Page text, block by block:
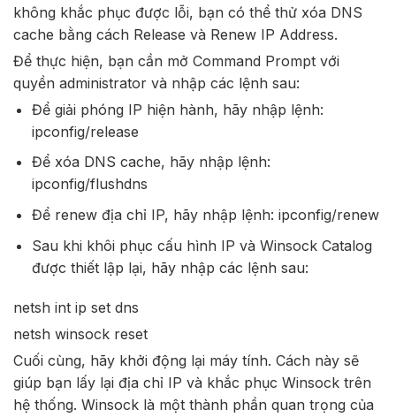
không khắc phục được lỗi, bạn có thể thử xóa DNS
cache bằng cách Release và Renew IP Address.
Để thực hiện, bạn cần mở Command Prompt với
quyền administrator và nhập các lệnh sau:
Để giải phóng IP hiện hành, hãy nhập lệnh:
ipconfig/release
Để xóa DNS cache, hãy nhập lệnh:
ipconfig/flushdns
Để renew địa chỉ IP, hãy nhập lệnh: ipconfig/renew
Sau khi khôi phục cấu hình IP và Winsock Catalog
được thiết lập lại, hãy nhập các lệnh sau:
netsh int ip set dns
netsh winsock reset
Cuối cùng, hãy khởi động lại máy tính. Cách này sẽ
giúp bạn lấy lại địa chỉ IP và khắc phục Winsock trên
hệ thống. Winsock là một thành phần quan trọng của